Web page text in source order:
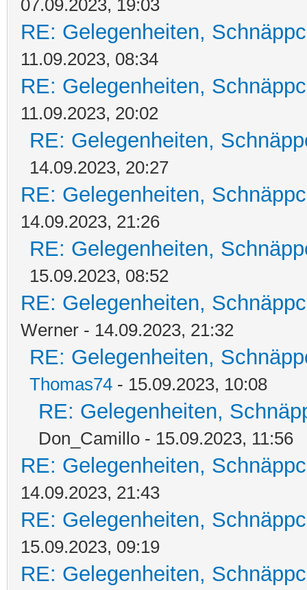
07.09.2023, 19:03
RE: Gelegenheiten,
11.09.2023, 08:34
RE: Gelegenheiten,
11.09.2023, 20:02
RE: Gelegenheiten,
14.09.2023, 20:27
RE: Gelegenheiten,
14.09.2023, 21:26
RE: Gelegenheiten,
15.09.2023, 08:52
RE: Gelegenheiten,
Werner - 14.09.2023, 21:32
RE: Gelegenheiten,
Thomas74 - 15.09.2023, 10:08
RE: Gelegenheiten,
Don_Camillo - 15.09.2023, 11:56
RE: Gelegenheiten,
14.09.2023, 21:43
RE: Gelegenheiten,
15.09.2023, 09:19
RE: Gelegenheiten,